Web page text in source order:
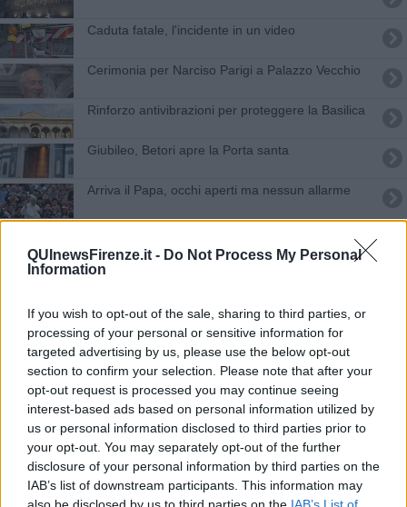
QUInewsFirenze.it - Do Not Process My Personal
Information
If you wish to opt-out of the sale, sharing to third parties, or
processing of your personal or sensitive information for
targeted advertising by us, please use the below opt-out
section to confirm your selection. Please note that after your
opt-out request is processed you may continue seeing
interest-based ads based on personal information utilized by
us or personal information disclosed to third parties prior to
your opt-out. You may separately opt-out of the further
disclosure of your personal information by third parties on the
IAB’s list of downstream participants. This information may
also be disclosed by us to third parties on the IAB’s List of
Caduta fatale, l'incidente in un video
Cerimonia per Narciso Parigi a Palazzo Vecchio
Rinforzo antivibrazioni per proteggere la Basilica
Giubileo, Betori apre la Porta santa
Arriva il Papa, occhi aperti ma nessun allarme
Il capo della polizia all'addio a Giovanni Politi
Musart aperto da Roberto Bolle and Friends
Morto Scaramuzzi storico presidente dei
Georgofili
Narciso Parigi, striscioni in piazza ai funerali
Ripartono le messe fino ai confini della diocesi
Mecenati 2.0 donano oltre 16 milioni in 10 anni